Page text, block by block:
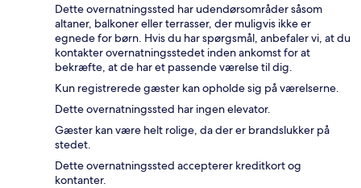
Dette overnatningssted har udendørsområder såsom
altaner, balkoner eller terrasser, der muligvis ikke er
egnede for børn. Hvis du har spørgsmål, anbefaler vi, at du
kontakter overnatningsstedet inden ankomst for at
bekræfte, at de har et passende værelse til dig.
Kun registrerede gæster kan opholde sig på værelserne.
Dette overnatningssted har ingen elevator.
Gæster kan være helt rolige, da der er brandslukker på
stedet.
Dette overnatningssted accepterer kreditkort og
kontanter.